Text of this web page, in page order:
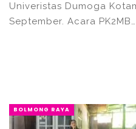
Univeristas Dumoga
September. Acara PK2MB…
BOLMONG RAYA